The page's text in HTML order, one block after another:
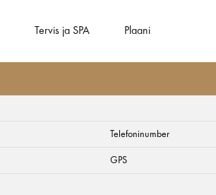
Tervis ja SPA Plaani
Telefoninumber
GPS